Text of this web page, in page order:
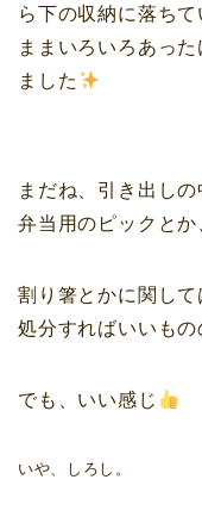
ら下の収納に落ち
ままいろいろあっ
ました
まだね、引き出し
弁当用のピックとか
割り箸とかに関し
処分すればいいもの
でも、いい感じ
いや、しろし。